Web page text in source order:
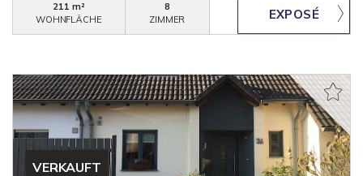
211 m²
WOHNFLÄCHE
8
ZIMMER
VERKAUFT